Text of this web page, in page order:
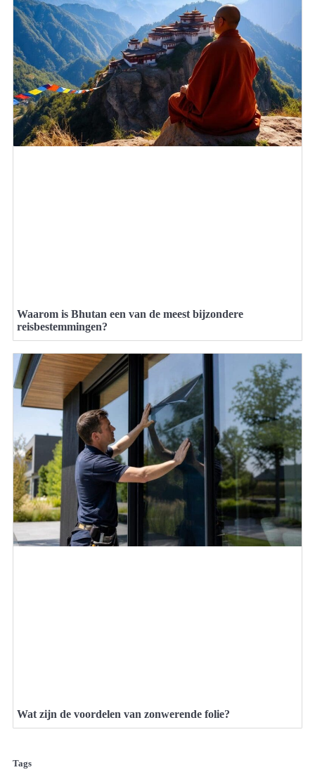
Waarom is Bhutan een van de meest bijzondere
reisbestemmingen?
Wat zijn de voordelen van zonwerende folie?
Tags